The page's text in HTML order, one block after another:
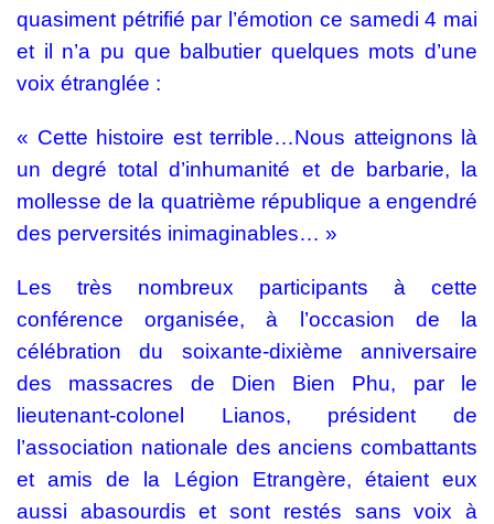
quasiment pétrifié par l’émotion ce samedi 4 mai
et il n’a pu que balbutier quelques mots d’une
voix étranglée :
« Cette histoire est terrible…Nous atteignons là
un degré total d’inhumanité et de barbarie, la
mollesse de la quatrième république a engendré
des perversités inimaginables… »
Les très nombreux participants à cette
conférence organisée, à l’occasion de la
célébration du soixante-dixième anniversaire
des massacres de Dien Bien Phu, par le
lieutenant-colonel Lianos, président de
l’association nationale des anciens combattants
et amis de la Légion Etrangère, étaient eux
aussi abasourdis et sont restés sans voix à